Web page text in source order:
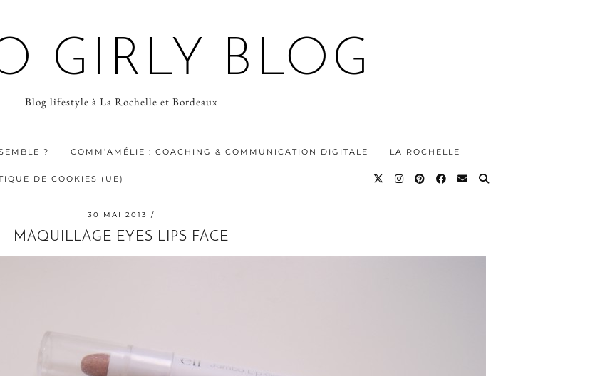
GIRLY BLOG
Blog lifestyle à La Rochelle et Bordeaux
? COMM’AMÉLIE : COACHING & COMMUNICATION DIGITALE LA ROCHELLE
DE COOKIES (UE)
30 MAI 2013
MAQUILLAGE EYES LIPS FACE